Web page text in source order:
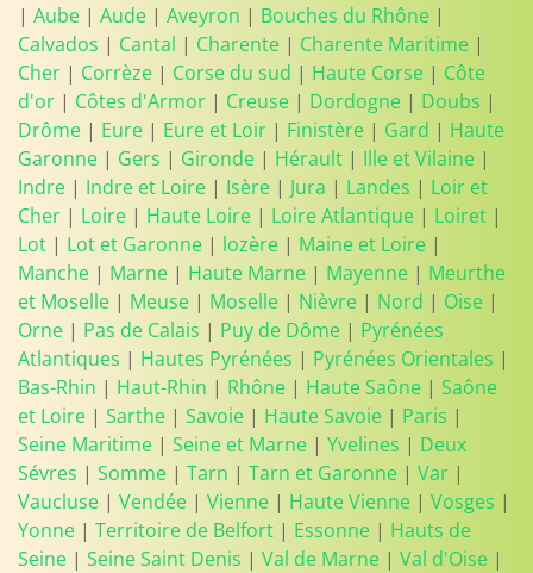
| Aube | Aude | Aveyron | Bouches du Rhône |
Calvados | Cantal | Charente | Charente Maritime |
Cher | Corrèze | Corse du sud | Haute Corse | Côte
d'or | Côtes d'Armor | Creuse | Dordogne | Doubs |
Drôme | Eure | Eure et Loir | Finistère | Gard | Haute
Garonne | Gers | Gironde | Hérault | Ille et Vilaine |
Indre | Indre et Loire | Isère | Jura | Landes | Loir et
Cher | Loire | Haute Loire | Loire Atlantique | Loiret |
Lot | Lot et Garonne | lozère | Maine et Loire |
Manche | Marne | Haute Marne | Mayenne | Meurthe
et Moselle | Meuse | Moselle | Nièvre | Nord | Oise |
Orne | Pas de Calais | Puy de Dôme | Pyrénées
Atlantiques | Hautes Pyrénées | Pyrénées Orientales |
Bas-Rhin | Haut-Rhin | Rhône | Haute Saône | Saône
et Loire | Sarthe | Savoie | Haute Savoie | Paris |
Seine Maritime | Seine et Marne | Yvelines | Deux
Sévres | Somme | Tarn | Tarn et Garonne | Var |
Vaucluse | Vendée | Vienne | Haute Vienne | Vosges |
Yonne | Territoire de Belfort | Essonne | Hauts de
Seine | Seine Saint Denis | Val de Marne | Val d'Oise |